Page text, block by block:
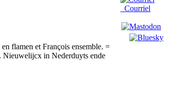
flamen et François ensemble. =
Nieuwelijcx in Nederduyts ende
Courriel